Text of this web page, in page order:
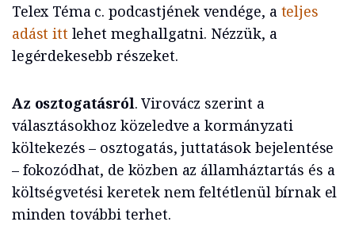
Telex Téma c. podcastjének vendége, a teljes
adást itt lehet meghallgatni. Nézzük, a
legérdekesebb részeket.
Az osztogatásról. Virovácz szerint a
választásokhoz közeledve a kormányzati
költekezés – osztogatás, juttatások bejelentése
– fokozódhat, de közben az államháztartás és a
költségvetési keretek nem feltétlenül bírnak el
minden további terhet.